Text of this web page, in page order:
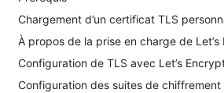
Chargement d’un certificat TLS
À propos de la prise en charge de Let’s
Configuration de TLS avec Let’s
Configuration des suites de